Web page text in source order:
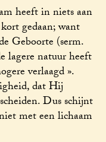
heeft in niets aan
gedaan; want
Geboorte (serm.
lagere natuur heeft
verlaagd ».
dat Hij
Dus schijnt
met een lichaam